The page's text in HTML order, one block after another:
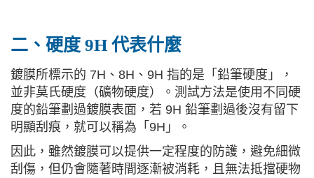
二、硬度 9H 代表什麼
鍍膜所標示的 7H、8H、9H 指的是「鉛筆硬度」，
並非莫氏硬度（礦物硬度）。測試方法是使用不同硬
度的鉛筆劃過鍍膜表面，若 9H 鉛筆劃過後沒有留下
明顯刮痕，就可以稱為「9H」。
因此，雖然鍍膜可以提供一定程度的防護，避免細微
刮傷，但仍會隨著時間逐漸被消耗，且無法抵擋硬物